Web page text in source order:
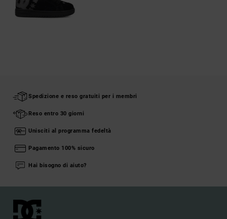
Spedizione e reso gratuiti per i membri
Reso entro 30 giorni
Unisciti al programma fedeltà
Pagamento 100% sicuro
Hai bisogno di aiuto?